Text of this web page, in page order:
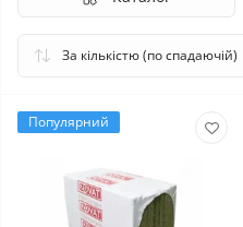
Популярний